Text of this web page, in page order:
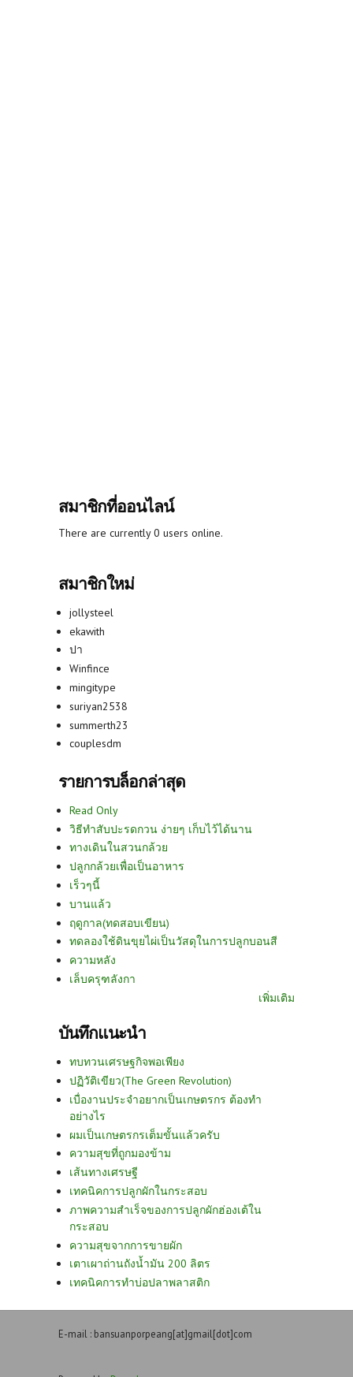
สมาชิกที่ออนไลน์
There are currently 0 users online.
สมาชิกใหม่
jollysteel
ekawith
ปา
Winfince
mingitype
suriyan2538
summerth23
couplesdm
รายการบล็อกล่าสุด
Read Only
วิธีทำสับปะรดกวน ง่ายๆ เก็บไว้ได้นาน
ทางเดินในสวนกล้วย
ปลูกกล้วยเพื่อเป็นอาหาร
เร็วๆนี้
บานแล้ว
ฤดูกาล(ทดสอบเขียน)
ทดลองใช้ดินขุยไผ่เป็นวัสดุในการปลูกบอนสี
ความหลัง
เล็บครุฑลังกา
เพิ่มเติม
บันทึกแนะนำ
ทบทวนเศรษฐกิจพอเพียง
ปฏิวัติเขียว(The Green Revolution)
เบื่องานประจำอยากเป็นเกษตรกร ต้องทำ
อย่างไร
ผมเป็นเกษตรกรเต็มขั้นแล้วครับ
ความสุขที่ถูกมองข้าม
เส้นทางเศรษฐี
เทคนิคการปลูกผักในกระสอบ
ภาพความสำเร็จของการปลูกผักฮ่องเต้ใน
กระสอบ
ความสุขจากการขายผัก
เตาเผาถ่านถังน้ำมัน 200 ลิตร
เทคนิคการทำบ่อปลาพลาสติก
E-mail : bansuanporpeang[at]gmail[dot]com